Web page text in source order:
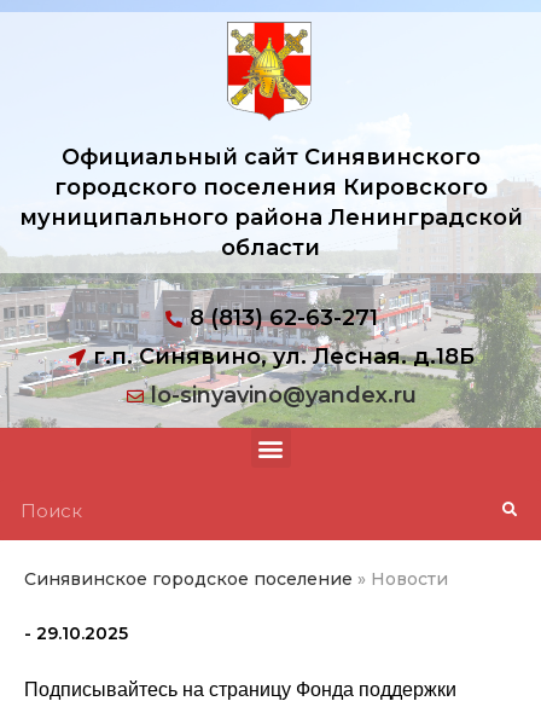
Официальный сайт Синявинского
городского поселения Кировского
муниципального района Ленинградской
области
8 (813) 62-63-271
г.п. Синявино, ул. Лесная. д.18Б
lo-sinyavino@yandex.ru
Синявинское городское поселение » Новости
- 29.10.2025
Подписывайтесь на страницу Фонда поддержки